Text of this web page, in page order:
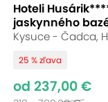
Hoteli
jaskynného
Kysuce - Čadca,
25 % zľava
od 237,00 €